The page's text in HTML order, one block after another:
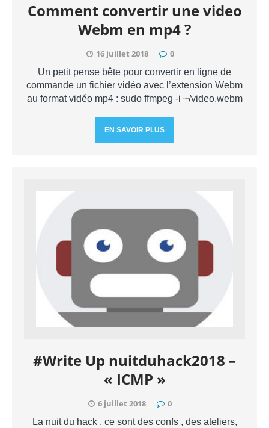
Comment convertir une video
Webm en mp4 ?
16 juillet 2018 0
Un petit pense bête pour convertir en ligne de
commande un fichier vidéo avec l’extension Webm
au format vidéo mp4 : sudo ffmpeg -i ~/video.webm
EN SAVOIR PLUS
#Write Up nuitduhack2018 –
« ICMP »
6 juillet 2018 0
La nuit du hack , ce sont des confs , des ateliers,